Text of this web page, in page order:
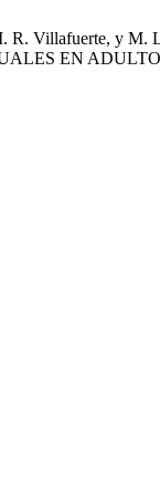
R. Villafuerte, y
EN